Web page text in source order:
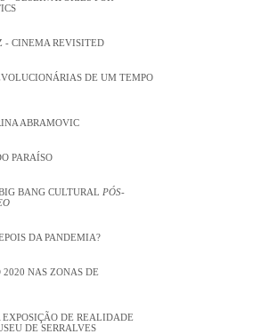
- CINEMA REVISITED
DE UM TEMPO
ABRAMOVIC
PARAÍSO
BANG CULTURAL PÓS-
DA PANDEMIA?
2020 NAS ZONAS DE
DE REALIDADE
DE SERRALVES